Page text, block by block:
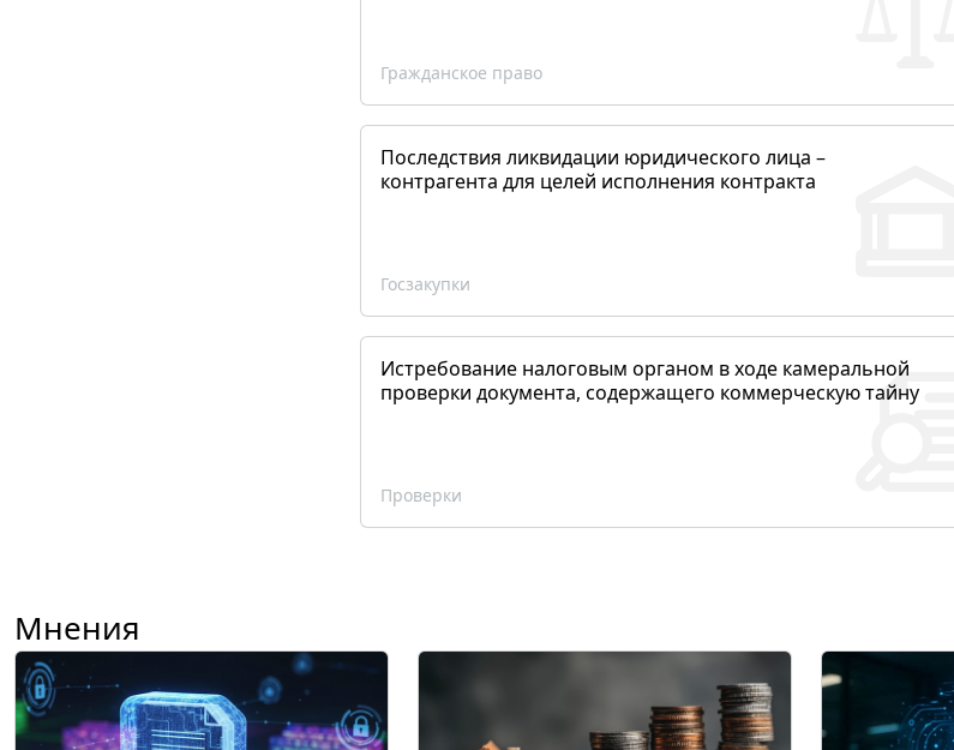
Гражданское право
Последствия ликвидации юридического лица –
контрагента для целей исполнения контракта
Госзакупки
Истребование налоговым органом в ходе камеральной
проверки документа, содержащего коммерческую тайну
Проверки
Мнения